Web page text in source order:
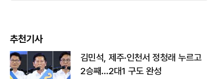
추천기사
김민석, 제주·인천서 정청래 누르고
2승째…2대1 구도 완성